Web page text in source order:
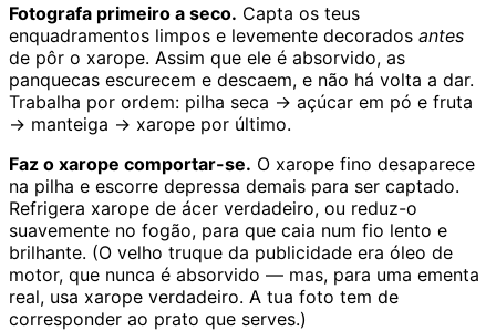
Fotografa primeiro a seco. Capta os teus
enquadramentos limpos e levemente decorados antes
de pôr o xarope. Assim que ele é absorvido, as
panquecas escurecem e descaem, e não há volta a dar.
Trabalha por ordem: pilha seca → açúcar em pó e fruta
→ manteiga → xarope por último.
Faz o xarope comportar-se. O xarope fino desaparece
na pilha e escorre depressa demais para ser captado.
Refrigera xarope de ácer verdadeiro, ou reduz-o
suavemente no fogão, para que caia num fio lento e
brilhante. (O velho truque da publicidade era óleo de
motor, que nunca é absorvido — mas, para uma ementa
real, usa xarope verdadeiro. A tua foto tem de
corresponder ao prato que serves.)